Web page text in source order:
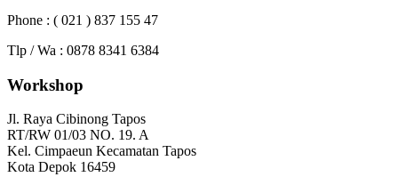
Phone : ( 021 ) 837 155 47
Tlp / Wa : 0878 8341 6384
Workshop
Jl. Raya Cibinong Tapos
RT/RW 01/03 NO. 19. A
Kel. Cimpaeun Kecamatan Tapos
Kota Depok 16459